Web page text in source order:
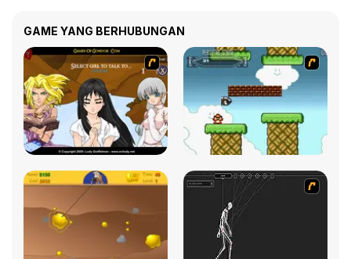
GAME YANG BERHUBUNGAN